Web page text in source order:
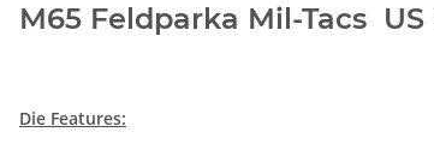
M65 Feldparka Mil-Tacs
Die Features: